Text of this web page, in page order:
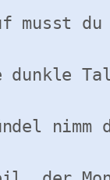
musst du
dunkle
nimm